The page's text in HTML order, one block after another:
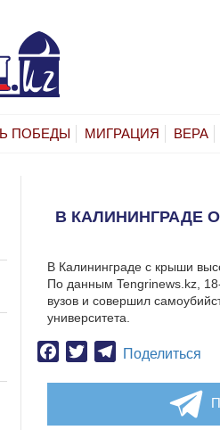
ПОБЕДЫ МИГРАЦИЯ ВЕРА
В КАЛИНИНГРАДЕ
В Калининграде с крыши
По данным Tengrinews.kz, 18-
вузов и совершил
университета.
Facebook
TwitterTelegram
Поделиться